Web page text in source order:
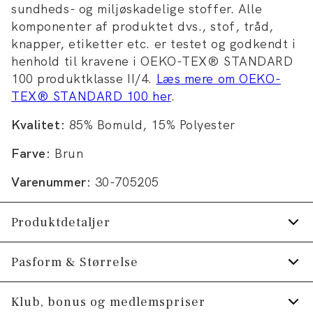
sundheds- og miljøskadelige stoffer. Alle
komponenter af produktet dvs., stof, tråd,
knapper, etiketter etc. er testet og godkendt i
henhold til kravene i OEKO-TEX® STANDARD
100 produktklasse II/4. Læs mere om OEKO-
TEX® STANDARD 100 her.
Kvalitet: 85% Bomuld, 15% Polyester
Farve: Brun
Varenummer: 30-705205
Produktdetaljer
Fremstillet i behagelig bomuldsblend.
Med almindelig krave.
Knappestolpe med tre knapper.
Pasform & Størrelse
Fit:Relaxed fit
Klub, bonus og medlemspriser